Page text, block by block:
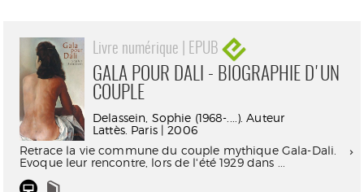
Livre numérique | EPUB
GALA POUR DALI - BIOGRAPHIE D'UN
COUPLE
Delassein, Sophie (1968-....). Auteur
Lattès. Paris | 2006
Retrace la vie commune du couple mythique Gala-Dali.
Evoque leur rencontre, lors de l'été 1929 dans ...